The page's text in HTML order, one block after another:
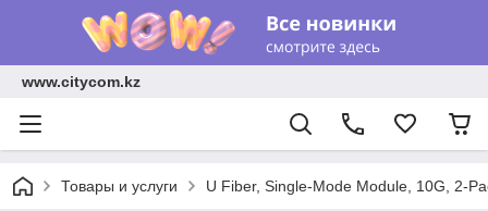
www.citycom.kz
Товары и услуги U Fiber, Single-Mode Module, 10G, 2-